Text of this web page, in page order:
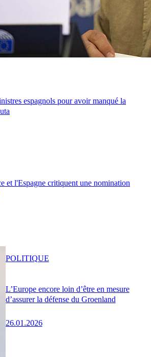
espagnols pour avoir manqué la
et l'Espagne critiquent une nomination
L’Europe encore loin d’être en mesure
d’assurer la défense du Groenland
26.01.2026
POLITIQUE